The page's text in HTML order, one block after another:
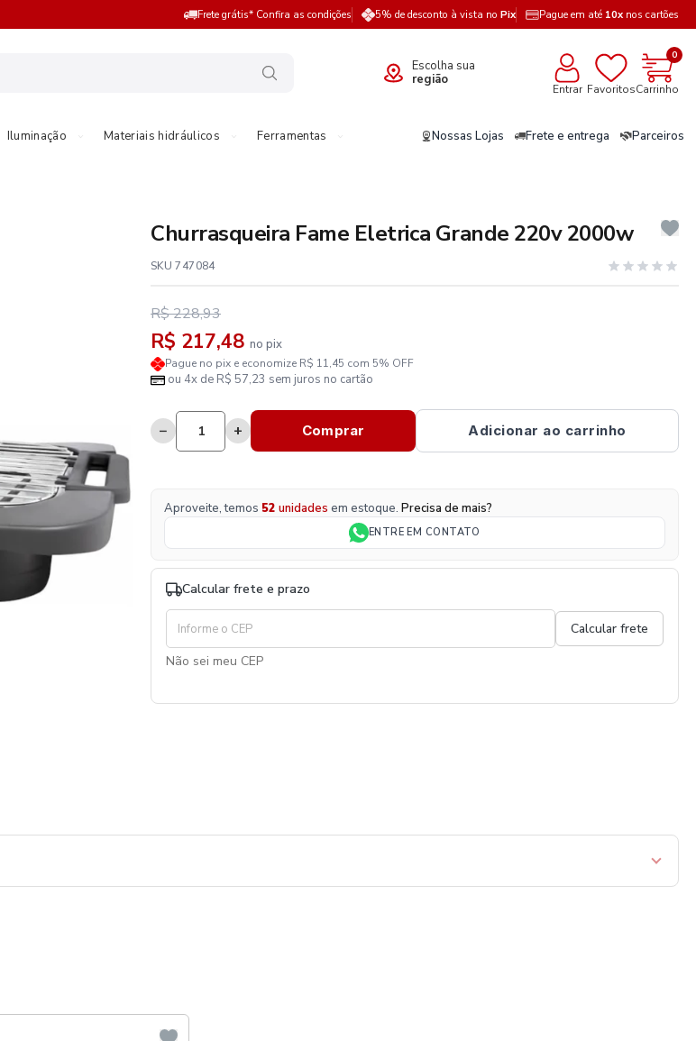
Frete grátis* Confira as condições 5% de desconto à vista no Pix Pague em até 10x nos cartões
Escolha sua
região
Entrar Favoritos
0
Carrinho
Iluminação Materiais hidráulicos Ferramentas Nossas Lojas Frete e entrega Parceiros
Churrasqueira Fame Eletrica Grande 220v 2000w
SKU 747084
R$ 228,93
R$ 217,48 no pix
Pague no pix e economize R$ 11,45 com 5% OFF
ou 4x de R$ 57,23 sem juros no cartão
− + Comprar Adicionar ao carrinho
Aproveite, temos 52 unidades em estoque. Precisa de mais?
ENTRE EM CONTATO
Calcular frete e prazo
Não sei meu CEP